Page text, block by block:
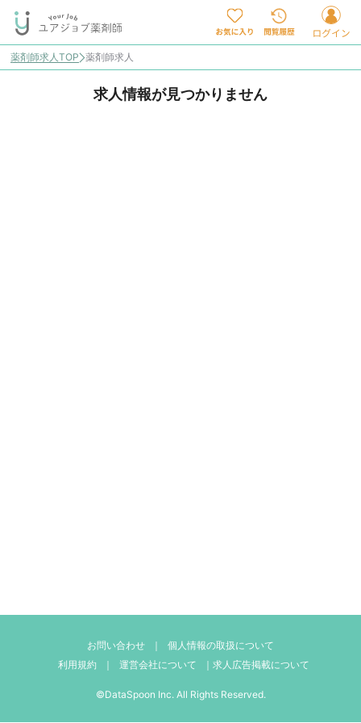
薬剤師求人TOP 薬剤師求人
求人情報が見つかりません
お問い合わせ ｜
個人情報の取扱について
利用規約
｜ 運営会社について ｜ 求人広告掲載について
©DataSpoon Inc. All Rights Reserved.